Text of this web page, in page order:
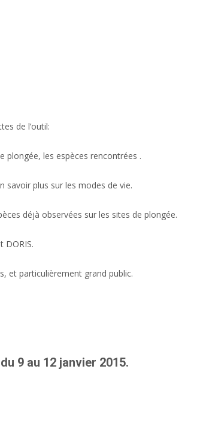
de l’outil:
plongée, les espèces rencontrées .
savoir plus sur les modes de vie.
déjà observées sur les sites de plongée.
DORIS.
et particulièrement grand public.
9 au 12 janvier 2015.